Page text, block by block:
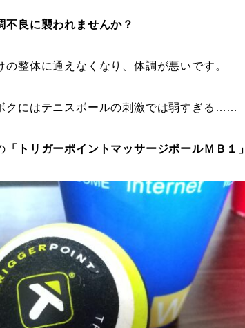
不良に襲われませんか？
整体に通えなくなり、体調が悪いです。
クにはテニスボールの刺激では弱すぎる……
「トリガーポイントマッサージボールＭＢ１」